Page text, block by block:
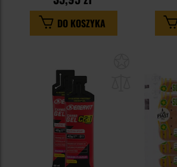
DO KOSZYKA
schowka